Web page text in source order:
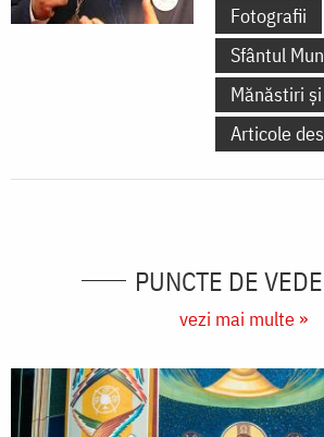
Fotografii
Sfântul
Mănăstiri
Articole
PUNCTE DE
vezi mai multe »